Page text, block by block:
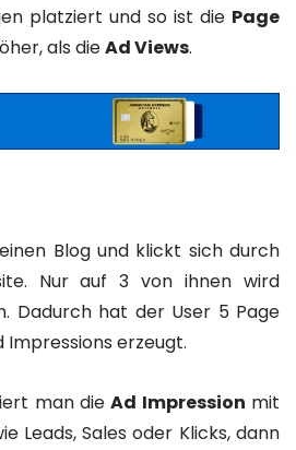
platziert und so ist die Page
als dieAd Views.
Blog und klickt sich durch
Nur auf 3 von ihnen wird
Dadurch hat der User 5 Page
Impressions erzeugt.
man dieAd Impression mit
Leads, Sales oder Klicks, dann